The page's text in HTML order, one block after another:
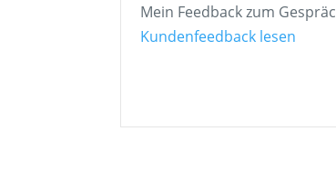
Mein Feedback zum
Kundenfeedback lesen